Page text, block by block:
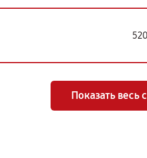
Показать весь